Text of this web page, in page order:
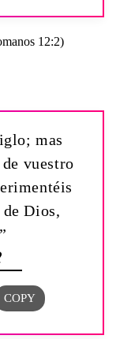
mas
vuestro
Dios,